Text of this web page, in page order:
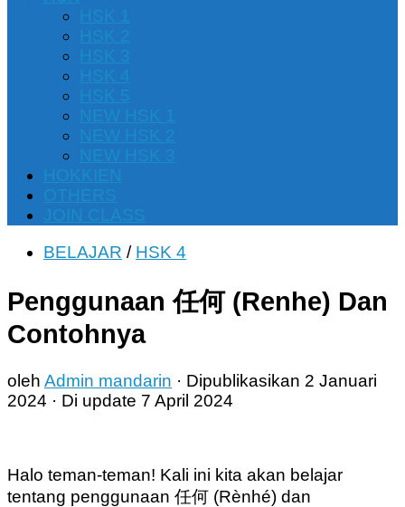
HSK 1
HSK 2
HSK 3
HSK 4
HSK 5
NEW HSK 1
NEW HSK 2
NEW HSK 3
HOKKIEN
OTHERS
JOIN CLASS
BELAJAR / HSK 4
Penggunaan 任何 (Renhe) Dan
Contohnya
oleh Admin mandarin · Dipublikasikan 2 Januari
2024 · Di update 7 April 2024
Halo teman-teman! Kali ini kita akan belajar
tentang penggunaan 任何 (Rènhé) dan